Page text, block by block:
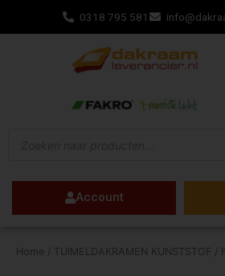
0318 795 581
Account
Home / TUIMELDAKRAMEN KUNSTSTOF /